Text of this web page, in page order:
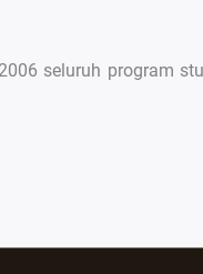
seluruh program